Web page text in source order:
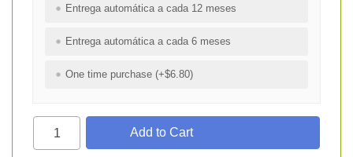
Entrega automática a cada 12 meses
Entrega automática a cada 6 meses
One time purchase (+$6.80)